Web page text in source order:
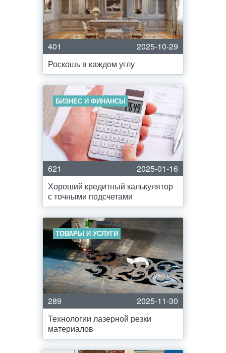
401
2025-10-29
Роскошь в каждом углу
БИЗНЕС И ФИНАНСЫ
621
2025-01-16
Хороший кредитный калькулятор
с точными подсчетами
ТОВАРЫ И УСЛУГИ
289
2025-11-30
Технологии лазерной резки
материалов